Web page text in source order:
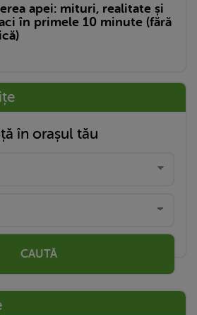
apei: mituri, realitate și
în primele 10 minute (fără
în orașul tău
CAUTĂ